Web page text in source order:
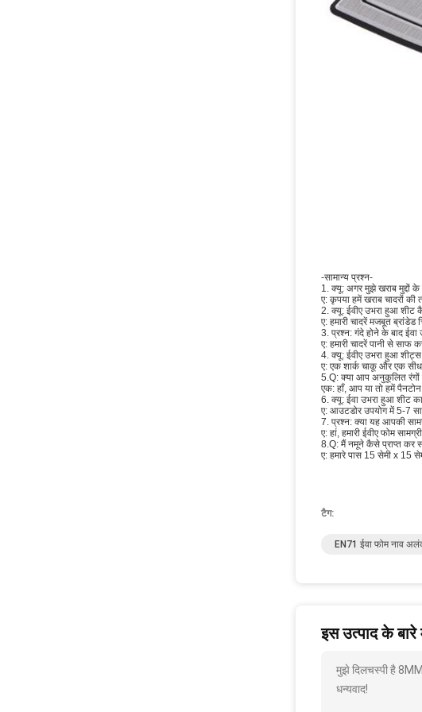
-सामान्य प्रश्न-
1. क्यू: अगर मुझे खराब मुद्दों के
ए: कृपया हमें खराब चादरों
2. क्यू: ईवीए उभरा हुआ शीट
ए: हमारी चादरें मजबूत
3. प्रश्न: गंदे होने के बाद
ए: हमारी चादरें पानी से साफ
4. क्यू: ईवीए उभरा हुआ
ए: एक शार्क चाकू और एक
5.Q: क्या आप अनुकूलित रंगों
एक: हाँ, आप या तो हमें
6. क्यू: ईवा उभरा हुआ शीट
ए: आउटडोर उपयोग में 5-7
7. प्रश्न: क्या यह आपकी
ए: हां, हमारी ईवीए फोम
8.Q: मैं नमूने कैसे प्राप्त कर
ए: हमारे पास 15 सेमी x 15
टैग:
EN71 ईवा फोम नाव
इस उत्पाद के
मुझे दिलचस्पी है
धन्यवाद!